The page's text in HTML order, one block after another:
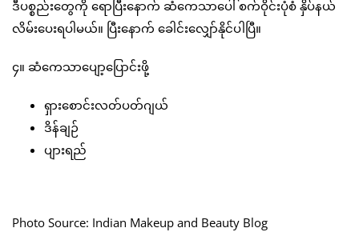
ဒီပစ္စည်းတွေကို ရောပြီးနောက် ဆံကေသာပေါ် စက်ဝိုင်းပုံစံ နှိပ်နယ်
လိမ်းပေးရပါမယ်။ ပြီးနောက် ခေါင်းလျှော်နိုင်ပါပြီ။
၄။ ဆံကေသာပျော့ပြောင်းဖို့
ရှားစောင်းလတ်ပတ်ဂျယ်
ဒိန်ချဉ်
ပျားရည်
Photo Source: Indian Makeup and Beauty Blog